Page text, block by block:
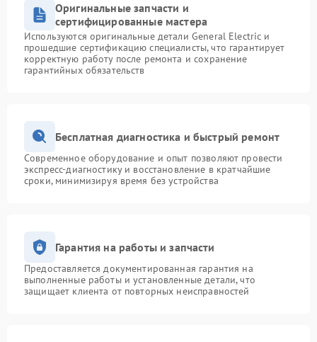
Оригинальные запчасти и
сертифицированные мастера
Используются оригинальные детали General Electric и
прошедшие сертификацию специалисты, что гарантирует
корректную работу после ремонта и сохранение
гарантийных обязательств
Бесплатная диагностика и быстрый ремонт
Современное оборудование и опыт позволяют провести
экспресс-диагностику и восстановление в кратчайшие
сроки, минимизируя время без устройства
Гарантия на работы и запчасти
Предоставляется документированная гарантия на
выполненные работы и установленные детали, что
защищает клиента от повторных неисправностей